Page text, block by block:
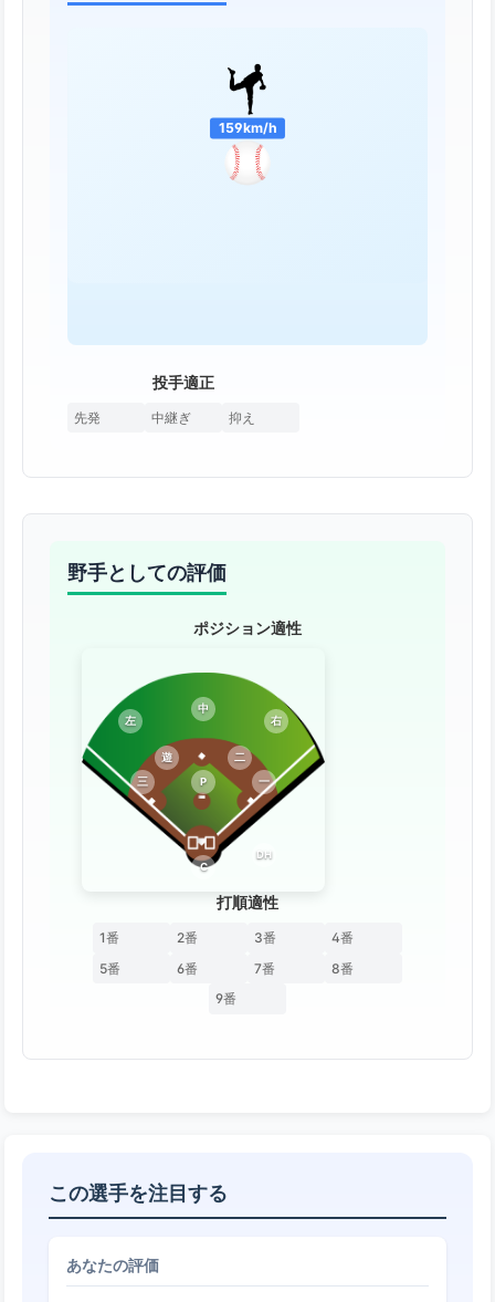
159km/h
投手適正
先発 中継ぎ 抑え
野手としての評価
ポジション適性
P
C
一
二
三
遊
左
中
右
DH
打順適性
1番 2番 3番
4番
5番
6番 7番
8番
9番
この選手を注目する
あなたの評価